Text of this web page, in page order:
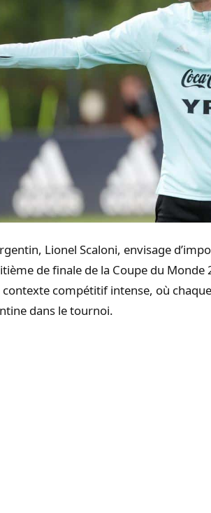
Lionel Scaloni, envisage
de finale de la Coupe du Monde
compétitif intense, où
dans le tournoi.